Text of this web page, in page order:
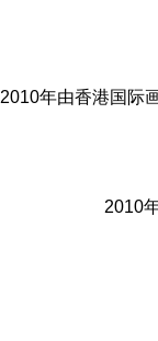
2010年由香港国际
2010